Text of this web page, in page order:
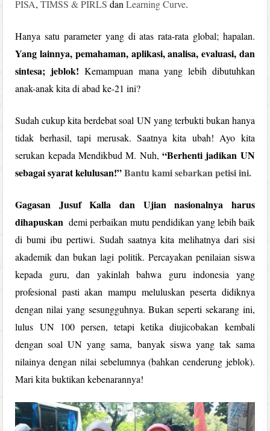
PISA,TIMSS & PIRLS danLearning Curve.
Hanya satu parameter yang di atas rata-rata global; hapalan.
Yang lainnya, pemahaman, aplikasi, analisa, evaluasi, dan
sintesa; jeblok! Kemampuan mana yang lebih dibutuhkan
anak-anak kita di abad ke-21 ini?
Sudah cukup kita berdebat soal UN yang terbukti bukan hanya
tidak berhasil, tapi merusak. Saatnya kita ubah! Ayo kita
serukan kepada Mendikbud M. Nuh, “Berhenti jadikan UN
sebagai syarat kelulusan!”Bantu kami sebarkan petisi ini.
Gagasan Jusuf Kalla dan Ujian nasionalnya harus
dihapuskan demi perbaikan mutu pendidikan yang lebih baik
di bumi ibu pertiwi. Sudah saatnya kita melihatnya dari sisi
akademik dan bukan lagi politik. Percayakan penilaian siswa
kepada guru, dan yakinlah bahwa guru indonesia yang
profesional pasti akan mampu meluluskan peserta didiknya
dengan nilai yang sesungguhnya. Bukan seperti sekarang ini,
lulus UN 100 persen, tetapi ketika diujicobakan kembali
dengan soal UN yang sama, banyak siswa yang tak sama
nilainya dengan nilai sebelumnya (bahkan cenderung jeblok).
Mari kita buktikan kebenarannya!